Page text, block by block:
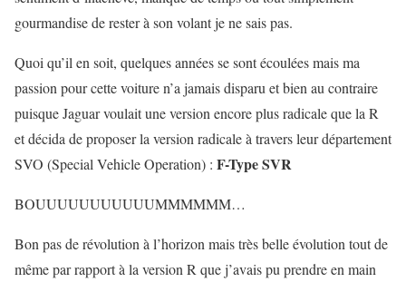
gourmandise de rester à son volant je ne sais pas.
Quoi qu’il en soit, quelques années se sont écoulées mais ma
passion pour cette voiture n’a jamais disparu et bien au contraire
puisque Jaguar voulait une version encore plus radicale que la R
et décida de proposer la version radicale à travers leur département
SVO (Special Vehicle Operation) : F-Type SVR
BOUUUUUUUUUUUMMMMMM…
Bon pas de révolution à l’horizon mais très belle évolution tout de
même par rapport à la version R que j’avais pu prendre en main